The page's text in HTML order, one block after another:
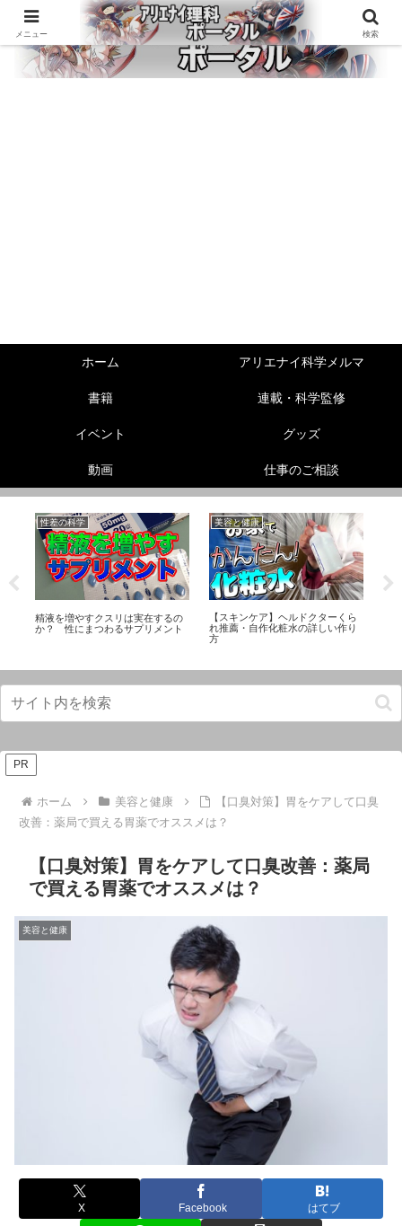
ホーム アリエナイ科学メルマ
書籍 連載・科学監修
イベント グッズ
動画 仕事のご相談
性差の科学
精液を増やすクスリは実在するの
か？ 性にまつわるサプリメント
美容と健康
【スキンケア】ヘルドクターくら
れ推薦・自作化粧水の詳しい作り
方
PR
ホーム 美容と健康
【口臭対策】胃をケアして口臭
改善：薬局で買える胃薬でオススメは？
【口臭対策】胃をケアして口臭改善：薬局
で買える胃薬でオススメは？
美容と健康
X Facebook はてブ
メニュー 検索